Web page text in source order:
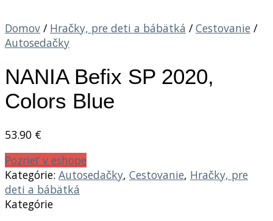
Domov / Hračky, pre deti a bábätká / Cestovanie /
Autosedačky
NANIA Befix SP 2020,
Colors Blue
53.90 €
Pozrieť v eshope
Kategórie: Autosedačky, Cestovanie, Hračky, pre
deti a bábätká
Kategórie